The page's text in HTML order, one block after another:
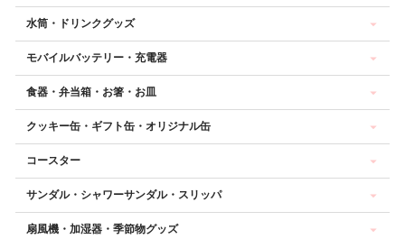
水筒・ドリンクグッズ
モバイルバッテリー・充電器
食器・弁当箱・お箸・お皿
クッキー缶・ギフト缶・オリジナル缶
コースター
サンダル・シャワーサンダル・スリッパ
扇風機・加湿器・季節物グッズ